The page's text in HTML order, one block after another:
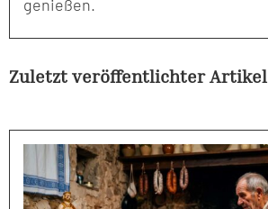
genießen.
Zuletzt veröffentlichter Artikel